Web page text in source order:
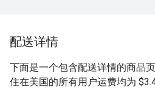
配送详情
下面是一个包含配送详情的商品
住在美国的所有用户运费均为